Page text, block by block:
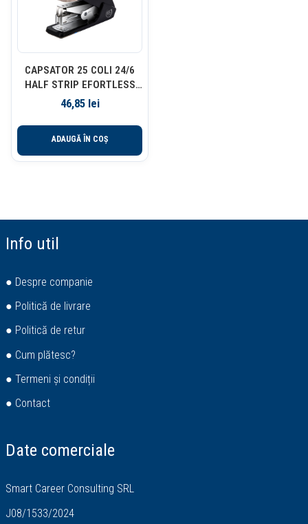
CAPSATOR 25 COLI 24/6
HALF STRIP EFORTLESS
NEGRU DELI
46,85 lei
ADAUGĂ ÎN COȘ
Info util
● Despre companie
● Politică de livrare
● Politică de retur
● Cum plătesc?
● Termeni și condiții
● Contact
Date comerciale
Smart Career Consulting SRL
J08/1533/2024